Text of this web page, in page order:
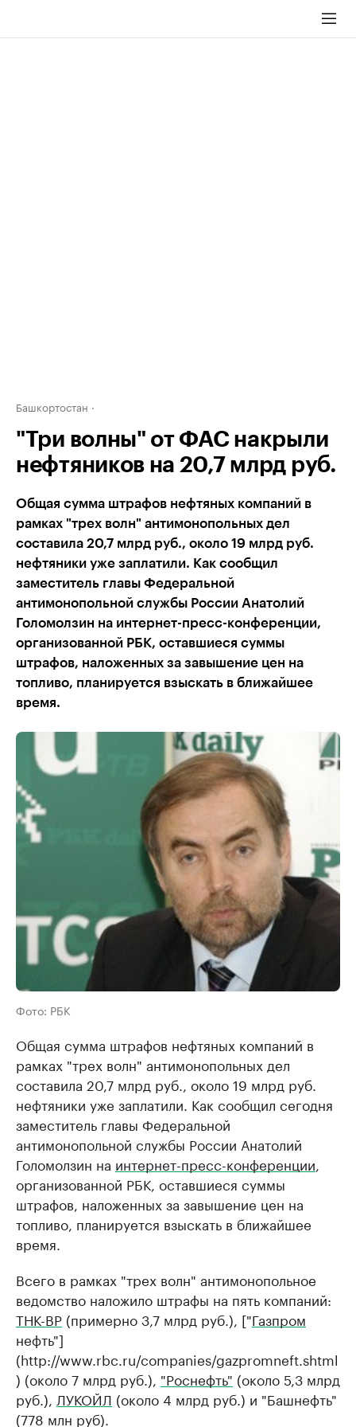
Башкортостан
"Три волны" от ФАС накрыли
нефтяников на 20,7 млрд руб.
Общая сумма штрафов нефтяных компаний в
рамках "трех волн" антимонопольных дел
составила 20,7 млрд руб., около 19 млрд руб.
нефтяники уже заплатили. Как сообщил
заместитель главы Федеральной
антимонопольной службы России Анатолий
Голомолзин на интернет-пресс-конференции,
организованной РБК, оставшиеся суммы
штрафов, наложенных за завышение цен на
топливо, планируется взыскать в ближайшее
время.
Фото: РБК
Общая сумма штрафов нефтяных компаний в
рамках "трех волн" антимонопольных дел
составила 20,7 млрд руб., около 19 млрд руб.
нефтяники уже заплатили. Как сообщил сегодня
заместитель главы Федеральной
антимонопольной службы России Анатолий
Голомолзин на интернет-пресс-конференции,
организованной РБК, оставшиеся суммы
штрафов, наложенных за завышение цен на
топливо, планируется взыскать в ближайшее
время.
Всего в рамках "трех волн" антимонопольное
ведомство наложило штрафы на пять компаний:
ТНК-ВР (примерно 3,7 млрд руб.), ["Газпром
нефть"]
(http://www.rbc.ru/companies/gazpromneft.shtml
) (около 7 млрд руб.), "Роснефть" (около 5,3 млрд
руб.), ЛУКОЙЛ (около 4 млрд руб.) и "Башнефть"
(778 млн руб).